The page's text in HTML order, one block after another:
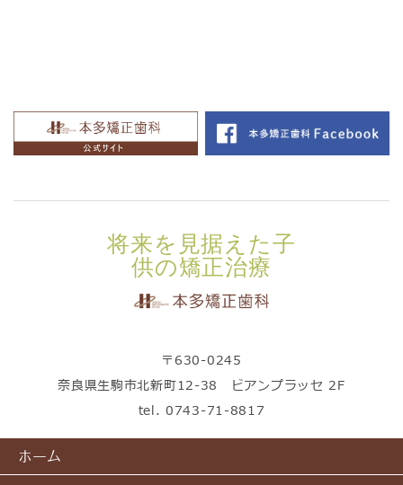
将来を見据えた子
供の矯正治療
〒630-0245
奈良県生駒市北新町12-38 ビアンプラッセ 2F
tel.0743-71-8817
ホーム